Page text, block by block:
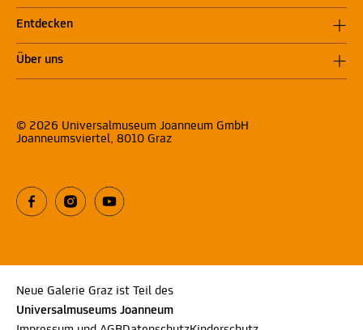
Entdecken
Über uns
© 2026 Universalmuseum Joanneum GmbH
Joanneumsviertel, 8010 Graz
Neue Galerie Graz ist Teil des
Universalmuseums Joanneum